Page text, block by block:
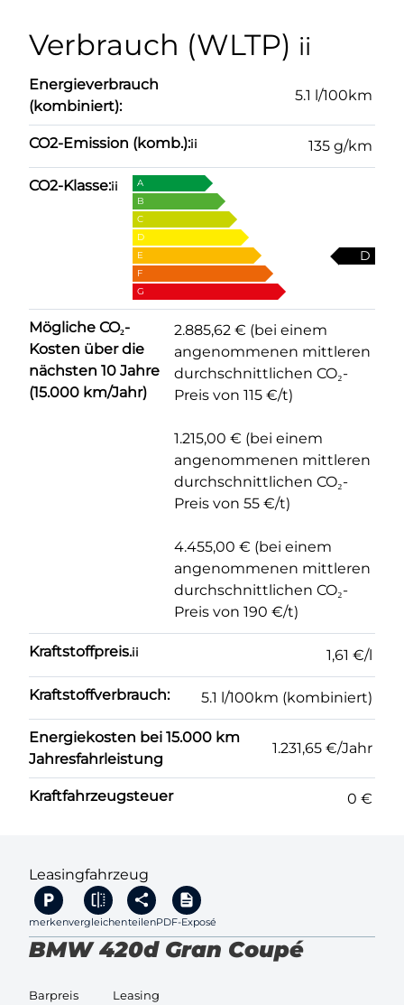
Verbrauch (WLTP) ii
Energieverbrauch
(kombiniert):
5.1 l/100km
CO2-Emission (komb.):ii 135 g/km
CO2-Klasse:ii
A
B
C
D
E
F
G
D
Mögliche CO₂-
Kosten über die
nächsten 10 Jahre
(15.000 km/Jahr)
2.885,62 € (bei einem
angenommenen mittleren
durchschnittlichen CO₂-
Preis von 115 €/t)
1.215,00 € (bei einem
angenommenen mittleren
durchschnittlichen CO₂-
Preis von 55 €/t)
4.455,00 € (bei einem
angenommenen mittleren
durchschnittlichen CO₂-
Preis von 190 €/t)
Kraftstoffpreis.ii 1,61 €/l
Kraftstoffverbrauch: 5.1 l/100km (kombiniert)
Energiekosten bei 15.000 km
Jahresfahrleistung
1.231,65 €/Jahr
Kraftfahrzeugsteuer 0 €
Leasingfahrzeug
merkenvergleichenteilenPDF-Exposé
BMW 420d Gran Coupé
Barpreis Leasing